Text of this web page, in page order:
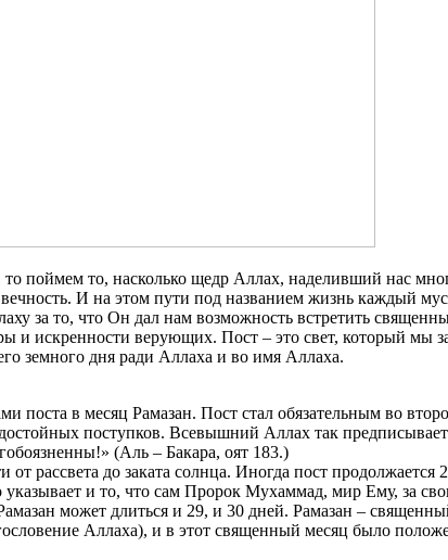
поймем то, насколько щедр Аллах, наделивший нас
И на этом пути под названием жизнь каждый
за то, что Он дал нам возможность встретить
и искренности верующих. Пост – это свет, который
земного дня ради Аллаха и во имя Аллаха.
поста в месяц Рамазан. Пост стал обязательным во
поступков. Всевышний Аллах так
(Аль – Бакара, оят 183.)
рассвета до заката солнца. Иногда пост
и то, что сам Пророк Мухаммад, мир Ему, за
может длиться и 29, и 30 дней. Рамазан –
Аллаха), и в этот священный месяц было